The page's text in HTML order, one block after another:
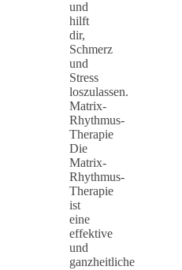
und
hilft
dir,
Schmerz
und
Stress
loszulassen.
Matrix-
Rhythmus-
Therapie
Die
Matrix-
Rhythmus-
Therapie
ist
eine
effektive
und
ganzheitliche